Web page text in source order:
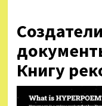
Книгу